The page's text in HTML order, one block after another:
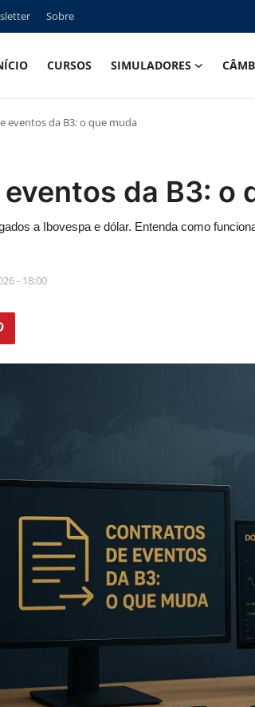
Sobre
CURSOS SIMULADORES
eventos da B3: o que muda
da B3: o
a Ibovespa e dólar. Entenda como
- 18:00